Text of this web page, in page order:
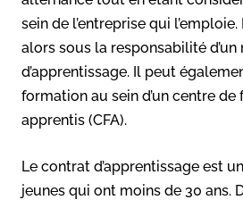
sein de l’entreprise qui l’emploie.
alors sous la responsabilité d’un
d’apprentissage. Il peut
formation au sein d’un centre
apprentis (CFA).
Le contrat d’apprentissage est
jeunes qui ont moins de 30 ans.